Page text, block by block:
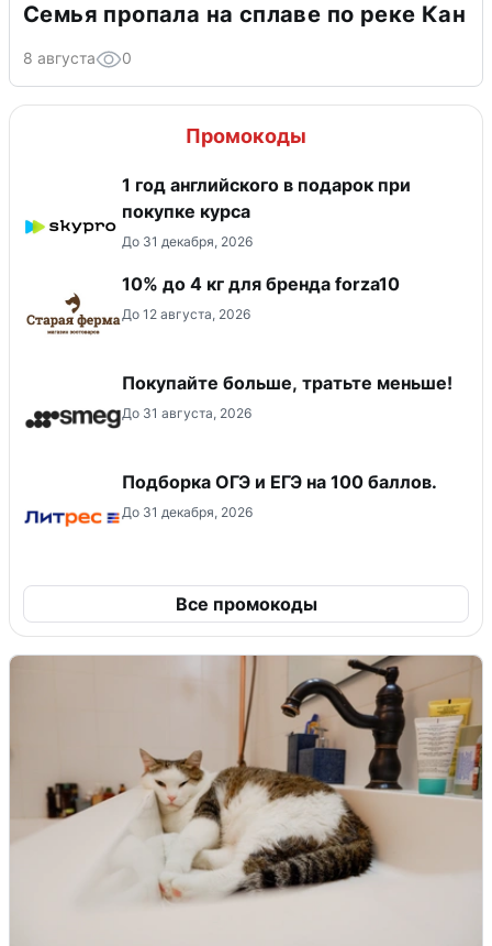
Семья пропала на сплаве по реке Кан
8 августа 0
Промокоды
1 год английского в подарок при
покупке курса
До 31 декабря, 2026
10% до 4 кг для бренда forza10
До 12 августа, 2026
Покупайте больше, тратьте меньше!
До 31 августа, 2026
Подборка ОГЭ и ЕГЭ на 100 баллов.
До 31 декабря, 2026
Все промокоды